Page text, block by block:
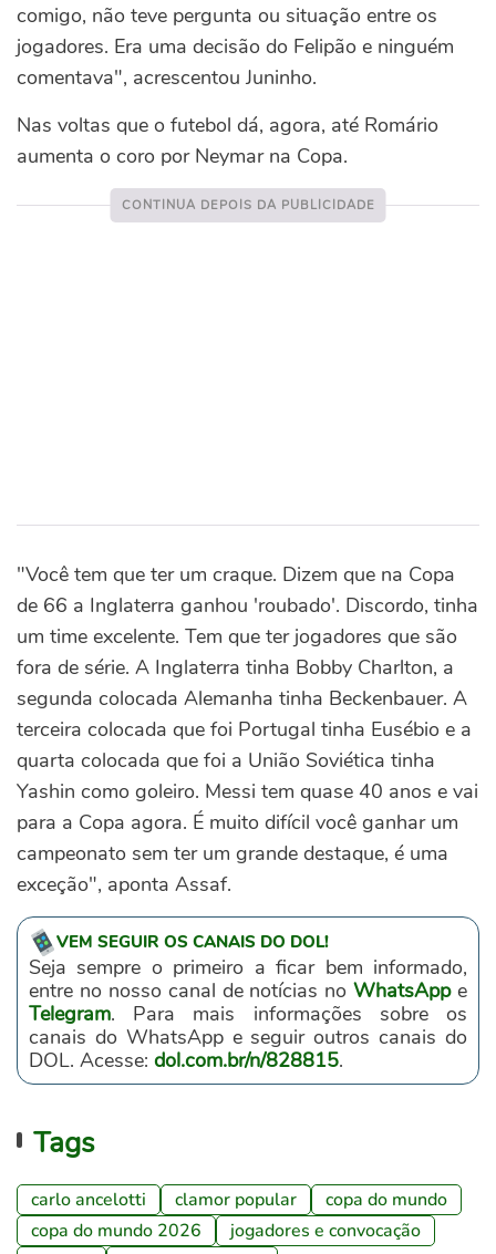
comigo, não teve pergunta ou situação entre os
jogadores. Era uma decisão do Felipão e ninguém
comentava", acrescentou Juninho.
Nas voltas que o futebol dá, agora, até Romário
aumenta o coro por Neymar na Copa.
"Você tem que ter um craque. Dizem que na Copa
de 66 a Inglaterra ganhou 'roubado'. Discordo, tinha
um time excelente. Tem que ter jogadores que são
fora de série. A Inglaterra tinha Bobby Charlton, a
segunda colocada Alemanha tinha Beckenbauer. A
terceira colocada que foi Portugal tinha Eusébio e a
quarta colocada que foi a União Soviética tinha
Yashin como goleiro. Messi tem quase 40 anos e vai
para a Copa agora. É muito difícil você ganhar um
campeonato sem ter um grande destaque, é uma
exceção", aponta Assaf.
VEM SEGUIR OS CANAIS DO DOL!
Seja sempre o primeiro a ficar bem informado,
entre no nosso canal de notícias noWhatsAppe
Telegram. Para mais informações sobre os
canais do WhatsApp e seguir outros canais do
DOL. Acesse: dol.com.br/n/828815.
Tags
carlo ancelotti clamor popular
copa do mundo
copa do mundo 2026
jogadores e convocação